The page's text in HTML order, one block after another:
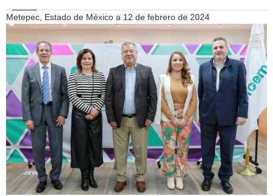
Metepec, Estado de México a 12 de febrero de 2024